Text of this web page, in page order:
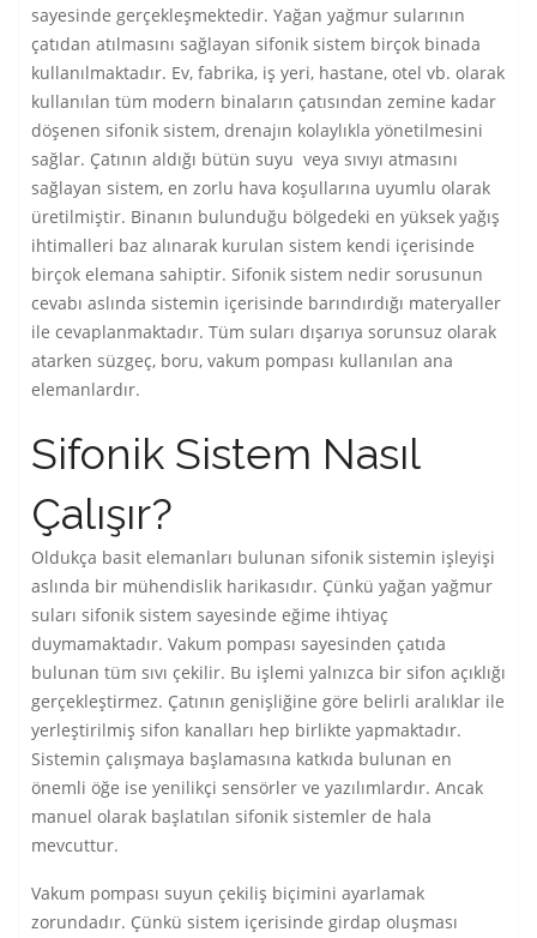
sayesinde gerçekleşmektedir. Yağan yağmur sularının
çatıdan atılmasını sağlayan sifonik sistem birçok binada
kullanılmaktadır. Ev, fabrika, iş yeri, hastane, otel vb. olarak
kullanılan tüm modern binaların çatısından zemine kadar
döşenen sifonik sistem, drenajın kolaylıkla yönetilmesini
sağlar. Çatının aldığı bütün suyu veya sıvıyı atmasını
sağlayan sistem, en zorlu hava koşullarına uyumlu olarak
üretilmiştir. Binanın bulunduğu bölgedeki en yüksek yağış
ihtimalleri baz alınarak kurulan sistem kendi içerisinde
birçok elemana sahiptir. Sifonik sistem nedir sorusunun
cevabı aslında sistemin içerisinde barındırdığı materyaller
ile cevaplanmaktadır. Tüm suları dışarıya sorunsuz olarak
atarken süzgeç, boru, vakum pompası kullanılan ana
elemanlardır.
Sifonik Sistem Nasıl
Çalışır?
Oldukça basit elemanları bulunan sifonik sistemin işleyişi
aslında bir mühendislik harikasıdır. Çünkü yağan yağmur
suları sifonik sistem sayesinde eğime ihtiyaç
duymamaktadır. Vakum pompası sayesinden çatıda
bulunan tüm sıvı çekilir. Bu işlemi yalnızca bir sifon açıklığı
gerçekleştirmez. Çatının genişliğine göre belirli aralıklar ile
yerleştirilmiş sifon kanalları hep birlikte yapmaktadır.
Sistemin çalışmaya başlamasına katkıda bulunan en
önemli öğe ise yenilikçi sensörler ve yazılımlardır. Ancak
manuel olarak başlatılan sifonik sistemler de hala
mevcuttur.
Vakum pompası suyun çekiliş biçimini ayarlamak
zorundadır. Çünkü sistem içerisinde girdap oluşması